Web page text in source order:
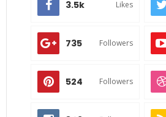
3.5k Likes
735 Followers
524 Followers